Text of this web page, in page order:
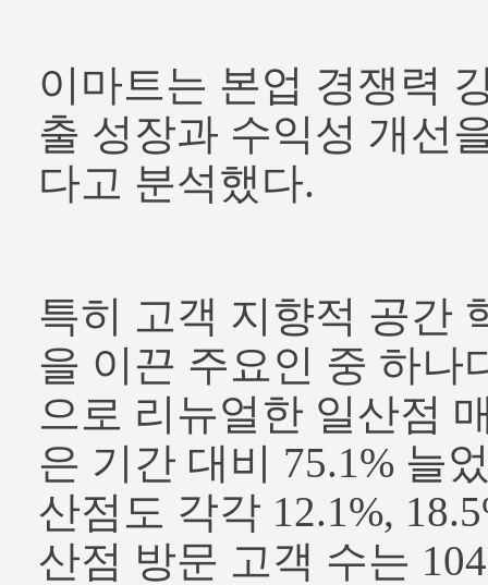
이마트는 본업 경쟁력
출 성장과 수익성 개선
다고 분석했다.
특히 고객 지향적 공간
을 이끈 주요인 중 하나
으로 리뉴얼한 일산점
은 기간 대비 75.1% 늘
산점도 각각 12.1%,
산점 방문 고객 수는